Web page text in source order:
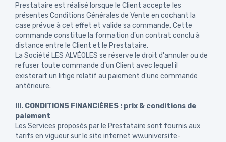
Prestataire est réalisé lorsque le Client accepte les
présentes Conditions Générales de Vente en cochant la
case prévue à cet effet et valide sa commande. Cette
commande constitue la formation d'un contrat conclu à
distance entre le Client et le Prestataire.
La Société LES ALVÉOLES se réserve le droit d'annuler ou de
refuser toute commande d'un Client avec lequel il
existerait un litige relatif au paiement d'une commande
antérieure.
III. CONDITIONS FINANCIÈRES : prix & conditions de
paiement
Les Services proposés par le Prestataire sont fournis aux
tarifs en vigueur sur le site internet ww.universite-